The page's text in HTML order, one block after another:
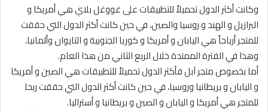
وكانت أكثر الدول تحميلاً للتطبيقات على غووغل بلاي هي أمريكا و
البرازيل و الهند و روسيا والصين، في حين كانت أكثر الدول التي حققت
للمتجر أرباحاً هي اليابان و أمريكا و كوريا الجنوبية و التايوان وألمانيا،
وهذا في الفترة الممتدة خلال الربع الثاني من هذا العام.
أما بخصوص متجر آبل فأكثر الدول تحميلاً للتطبيقات هي الصين و أمريكا
و اليابان و بريطانيا وروسيا، في حين كانت أكثر الدول التي حققت ربحا
للمتجر هي أمريكا و اليابان و الصين و بريطانيا و أستراليا.